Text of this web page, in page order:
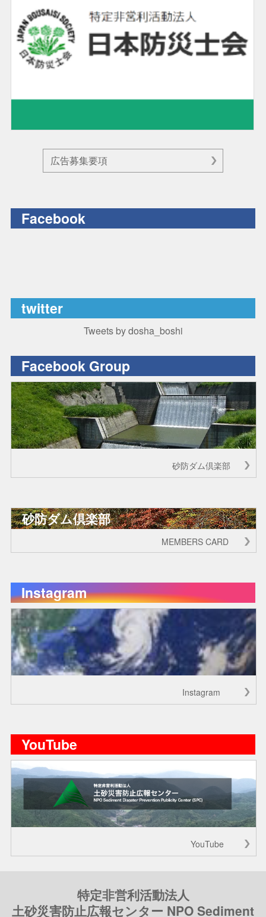
広告募集要項
Facebook
twitter
Tweets by dosha_boshi
Facebook Group
砂防ダム倶楽部
砂防ダム倶楽部
MEMBERS CARD
Instagram
Instagram
YouTube
YouTube
特定非営利活動法人
土砂災害防止広報センター NPO Sediment